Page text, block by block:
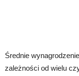
Średnie
zależności od wielu